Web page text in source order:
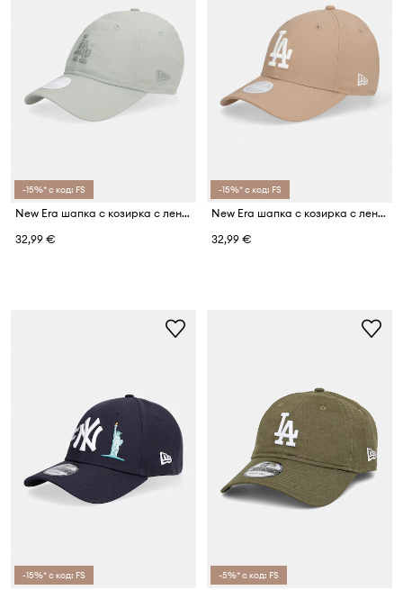
-15%* с код: FS
New Era шапка с козирка с лен MIDI LINEN 920 LA DODGERS
32,99 €
-15%* с код: FS
New Era шапка с козирка с лен LINEN 940 LA DODGERS
32,99 €
-15%* с код: FS -5%* с код: FS